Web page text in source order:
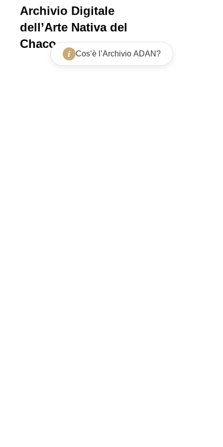
Archivio Digitale
dell’Arte Nativa del
Chaco
i Cos’è l’Archivio ADAN?